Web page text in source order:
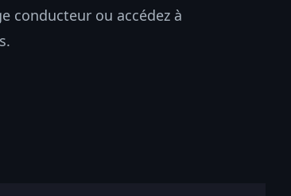
conducteur ou accédez à